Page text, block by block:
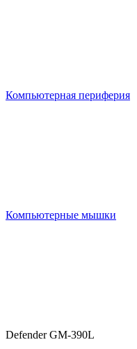
Компьютерная периферия
Компьютерные мышки
Defender GM-390L